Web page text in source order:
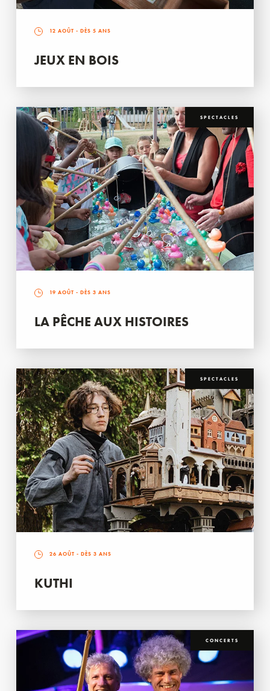
12 AOÛT - DÈS 5 ANS
JEUX EN BOIS
SPECTACLES
19 AOÛT - DÈS 3 ANS
LA PÊCHE AUX HISTOIRES
SPECTACLES
26 AOÛT - DÈS 3 ANS
KUTHI
CONCERTS